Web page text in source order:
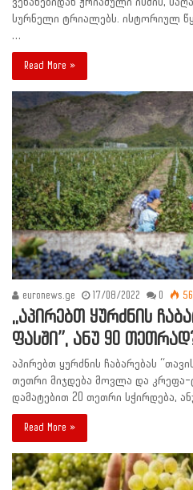
სურნელი ტრიალებს. ისტორიულ
…
Read More »
euronews.ge 17/08/2022 0
,,აპირებთ ყურძნის
ფასში”, ანუ 90
აპირებთ ყურძნის ჩაბარებას
თეთრი მიჯდება მოვლა და კრეფა-
დამატებით 20 თეთრი სჭირდება,
Read More »